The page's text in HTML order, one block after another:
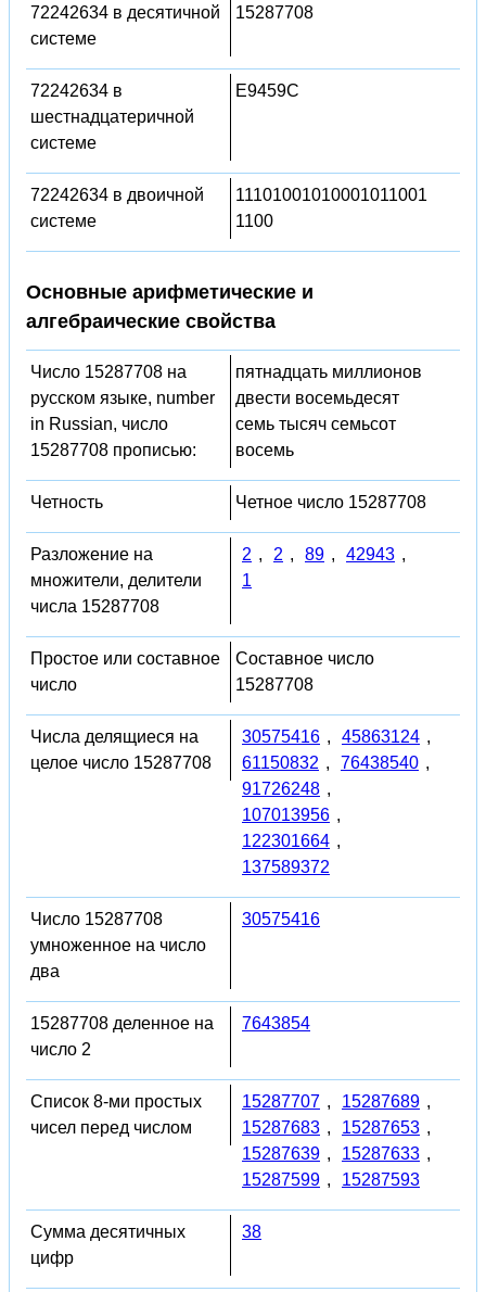
72242634 в десятичной
системе
15287708
72242634 в
шестнадцатеричной
системе
E9459C
72242634 в двоичной
системе
11101001010001011001
1100
Основные арифметические и
алгебраические свойства
Число 15287708 на
русском языке, number
in Russian, число
15287708 прописью:
пятнадцать миллионов
двести восемьдесят
семь тысяч семьсот
восемь
Четность Четное число 15287708
Разложение на
множители, делители
числа 15287708
2 , 2 , 89 , 42943 ,
1
Простое или составное
число
Составное число
15287708
Числа делящиеся на
целое число 15287708
30575416 , 45863124 ,
61150832 , 76438540 ,
91726248 ,
107013956 ,
122301664 ,
137589372
Число 15287708
умноженное на число
два
30575416
15287708 деленное на
число 2
7643854
Список 8-ми простых
чисел перед числом
15287707 , 15287689 ,
15287683 , 15287653 ,
15287639 , 15287633 ,
15287599 , 15287593
Сумма десятичных
цифр
38